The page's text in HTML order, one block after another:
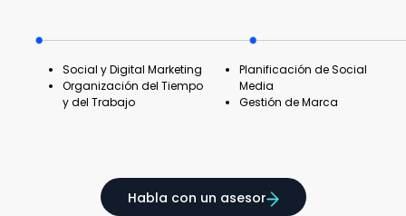
Social y Digital Marketing
Organización del Tiempo
y del Trabajo
Planificación de Social
Media
Gestión de Marca
Habla con un asesor